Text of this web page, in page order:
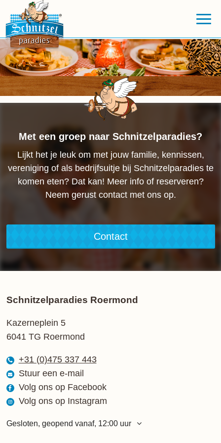
Met een groep naar Schnitzelparadies?
Lijkt het je leuk om met jouw familie, kennissen,
vereniging of als bedrijfsuitje bij Schnitzelparadies te
komen eten? Dat kan! Meer info of reserveren?
Neem gerust contact met ons op.
Contact
Schnitzelparadies Roermond
Kazerneplein 5
6041 TG Roermond
+31 (0)475 337 443
Stuur een e-mail
Volg ons op Facebook
Volg ons op Instagram
Gesloten, geopend vanaf, 12:00 uur